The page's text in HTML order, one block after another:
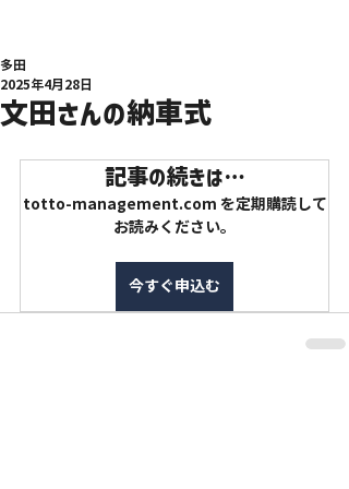
文田さんの納車式
多田
2025年4月28日
記事の続きは…
totto-management.com を定期購読して
お読みください。
今すぐ申込む